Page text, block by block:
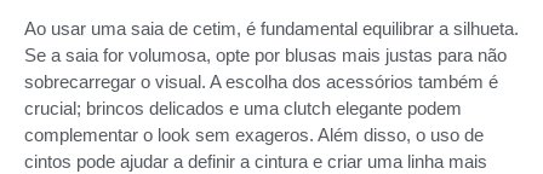
Ao usar uma saia de cetim, é fundamental equilibrar a silhueta.
Se a saia for volumosa, opte por blusas mais justas para não
sobrecarregar o visual. A escolha dos acessórios também é
crucial; brincos delicados e uma clutch elegante podem
complementar o look sem exageros. Além disso, o uso de
cintos pode ajudar a definir a cintura e criar uma linha mais